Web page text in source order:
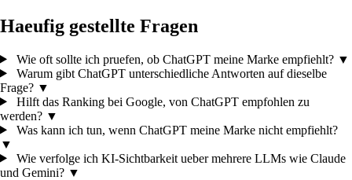
Haeufig gestellte Fragen
Wie oft sollte ich pruefen, ob ChatGPT meine Marke empfiehlt? ▼
Warum gibt ChatGPT unterschiedliche Antworten auf dieselbe
Frage? ▼
Hilft das Ranking bei Google, von ChatGPT empfohlen zu
werden? ▼
Was kann ich tun, wenn ChatGPT meine Marke nicht empfiehlt?
▼
Wie verfolge ich KI-Sichtbarkeit ueber mehrere LLMs wie Claude
und Gemini? ▼